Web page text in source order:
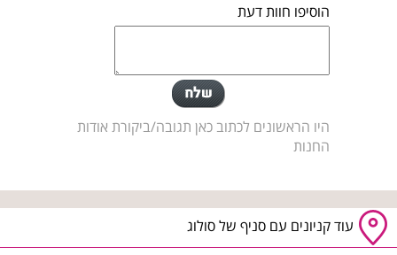
הוסיפו חוות דעת
היו הראשונים לכתוב כאן תגובה/ביקורת אודות
החנות
עוד קניונים עם סניף של סולוג